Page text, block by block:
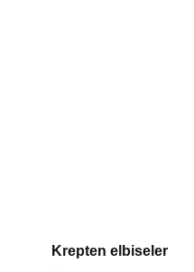
Krepten elbiseler